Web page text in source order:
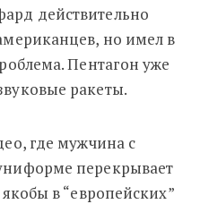
действительно
но имел в
Пентагон уже
ракеты.
где мужчина с
перекрывает
в “европейских”